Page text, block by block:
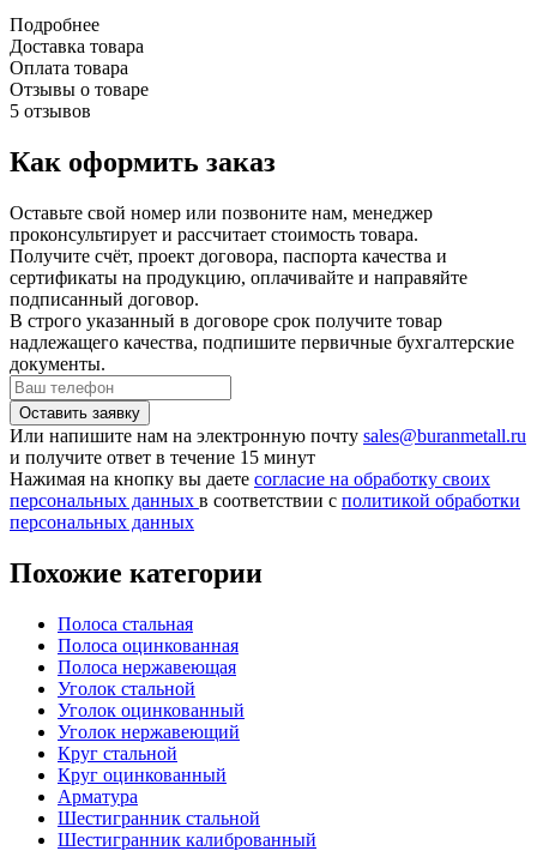
Подробнее
Доставка товара
Оплата товара
Отзывы о товаре
5 отзывов
Как оформить заказ
Оставьте свой номер или позвоните нам, менеджер
проконсультирует и рассчитает стоимость товара.
Получите счёт, проект договора, паспорта качества и
сертификаты на продукцию, оплачивайте и направяйте
подписанный договор.
В строго указанный в договоре срок получите товар
надлежащего качества, подпишите первичные бухгалтерские
документы.
Или напишите нам на электронную почту sales@buranmetall.ru
и получите ответ в течение 15 минут
Нажимая на кнопку вы даете согласие на обработку своих
персональных данных в соответствии с политикой обработки
персональных данных
Похожие категории
Полоса стальная
Полоса оцинкованная
Полоса нержавеющая
Уголок стальной
Уголок оцинкованный
Уголок нержавеющий
Круг стальной
Круг оцинкованный
Арматура
Шестигранник стальной
Шестигранник калиброванный